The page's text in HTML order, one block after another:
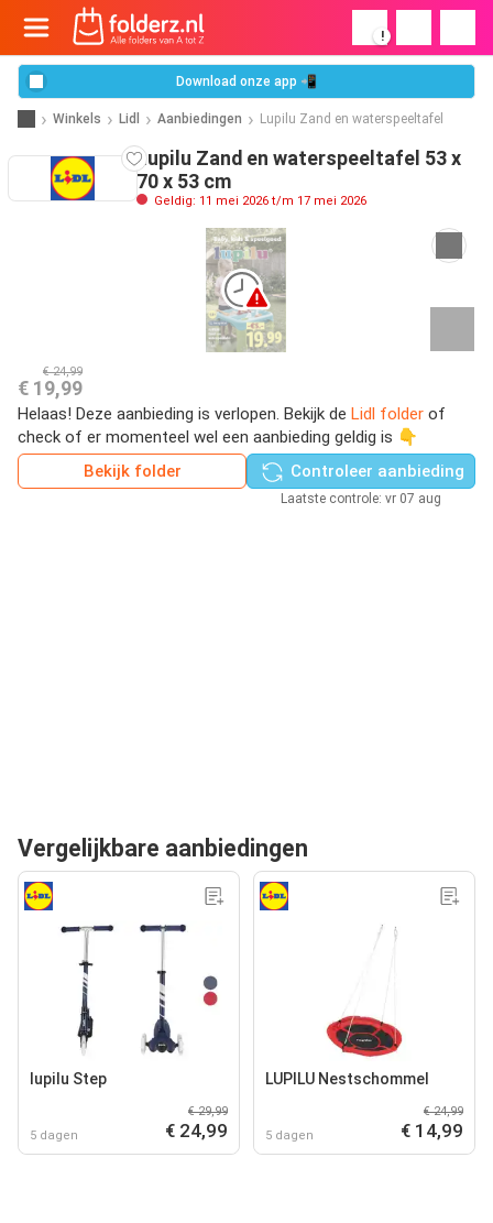
!
Download onze app 📲
Winkels Lidl Aanbiedingen Lupilu Zand en waterspeeltafel
Lupilu Zand en waterspeeltafel 53 x
70 x 53 cm
Geldig: 11 mei 2026 t/m 17 mei 2026
€ 24,99
€ 19,99
Helaas! Deze aanbieding is verlopen. Bekijk de Lidl folder of
check of er momenteel wel een aanbieding geldig is 👇
Bekijk folder
Controleer aanbieding
Laatste controle: vr 07 aug
Vergelijkbare aanbiedingen
lupilu Step
5 dagen
€ 29,99
€ 24,99
LUPILU Nestschommel
5 dagen
€ 24,99
€ 14,99